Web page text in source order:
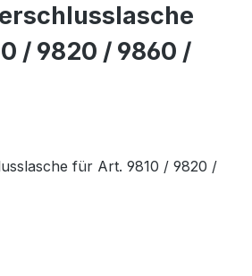
/ 9820 / 9860 /